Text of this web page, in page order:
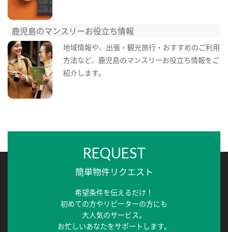
鹿児島のマンスリーお役立ち情報
地域情報や、出張・観光旅行・おすすめのご利用
方法など、鹿児島のマンスリーお役立ち情報をご
紹介します。
REQUEST
簡単物件リクエスト
希望条件を伝えるだけ！
初めての方やリピーターの方にも
大人気のサービス。
お忙しいあなたをサポートします。